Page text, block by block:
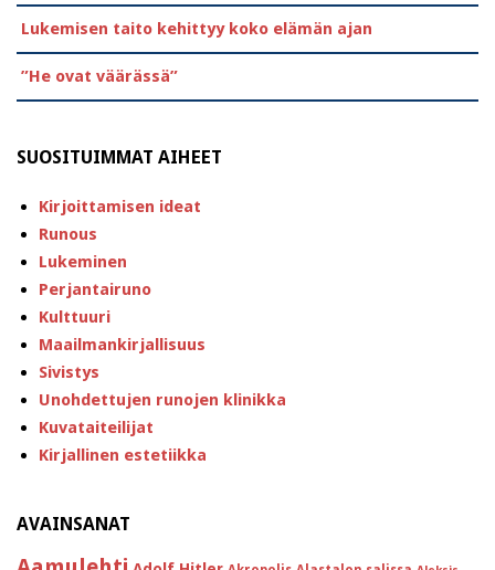
Lukemisen taito kehittyy koko elämän ajan
”He ovat väärässä”
SUOSITUIMMAT AIHEET
Kirjoittamisen ideat
Runous
Lukeminen
Perjantairuno
Kulttuuri
Maailmankirjallisuus
Sivistys
Unohdettujen runojen klinikka
Kuvataiteilijat
Kirjallinen estetiikka
AVAINSANAT